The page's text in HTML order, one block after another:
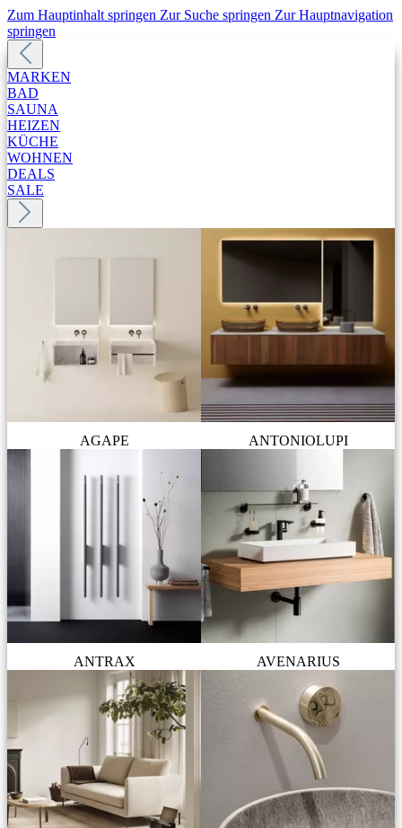
Zum Hauptinhalt springen Zur Suche springen Zur Hauptnavigation
springen
MARKEN
BAD
SAUNA
HEIZEN
KÜCHE
WOHNEN
DEALS
SALE
AGAPE ANTONIOLUPI
ANTRAX AVENARIUS